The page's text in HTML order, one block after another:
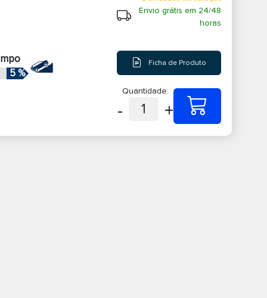
5 %
Envio grátis em 24/48
horas
Ficha de Produto
Quantidade:
- 1 +